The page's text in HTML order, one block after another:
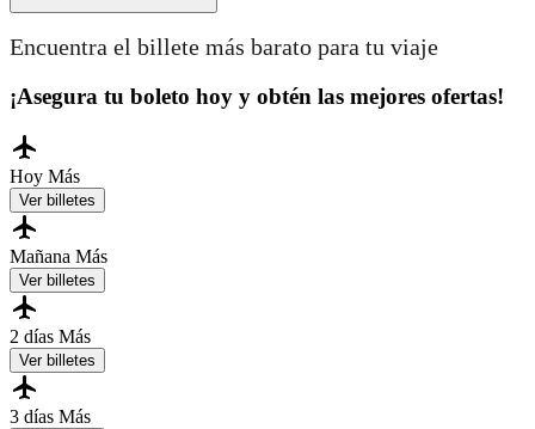
Encuentra el billete más barato para tu viaje
¡Asegura tu boleto hoy y obtén las mejores ofertas!
Hoy Más
Ver billetes
Mañana Más
Ver billetes
2 días Más
Ver billetes
3 días Más